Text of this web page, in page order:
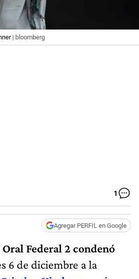
| bloomberg
1
Agregar PERFIL en Google
Federal 2 condenó
6 de diciembre a la